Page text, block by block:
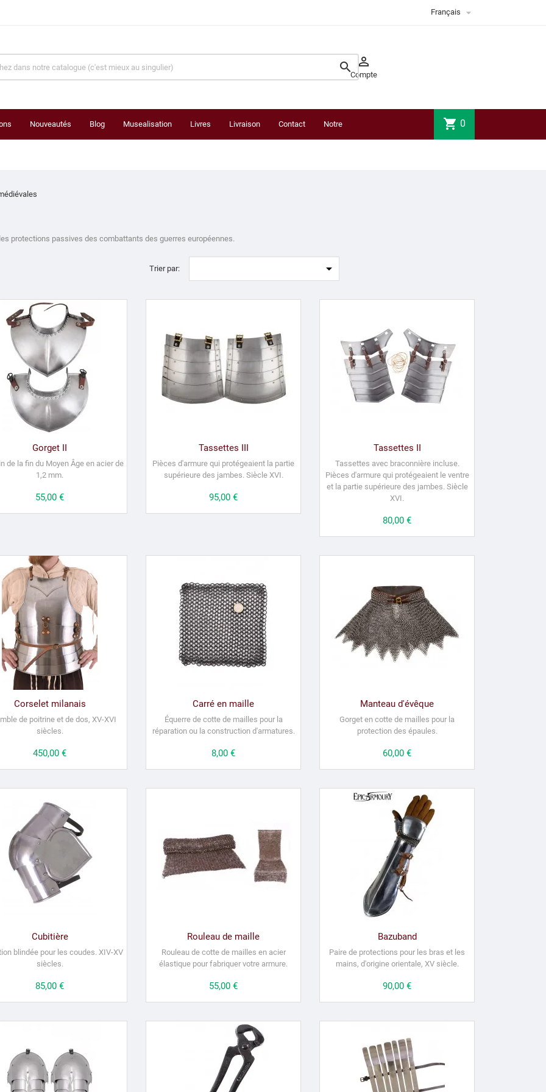
Français 
 
Compte
Nouveautés Blog Musealisation Livres Livraison Contact Notre shopping_cart 0
protections passives des combattants des guerres européennes.
Trier par: 
Gorget II
de la fin du Moyen Âge en acier de
1,2 mm.
Prix
55,00 €
Tassettes III
Pièces d'armure qui protégeaient la partie
supérieure des jambes. Siècle XVI.
Prix
95,00 €
Tassettes II
Tassettes avec braconnière incluse.
Pièces d'armure qui protégeaient le ventre
etla partie supérieure des jambes. Siècle
XVI.
Prix
80,00 €
Corselet milanais
de poitrine et de dos, XV-XVI
siècles.
Prix
450,00 €
Carré en maille
Équerre de cotte de mailles pour la
réparation ou la construction d'armatures.
Prix
8,00 €
Manteau d'évêque
Gorget en cotte de mailles pour la
protection des épaules.
Prix
60,00 €
Cubitière
blindée pour les coudes. XIV-XV
siècles.
Prix
85,00 €
Rouleau de maille
Rouleau de cotte de mailles en acier
élastique pour fabriquer votre armure.
Prix
55,00 €
Bazuband
Paire de protections pour les bras et les
mains, d'origine orientale, XV siècle.
Prix
90,00 €